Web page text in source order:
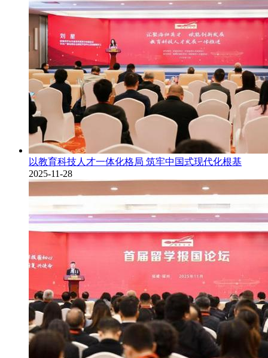
以教育科技人才一体化格局 筑牢中国式现代化根基
2025-11-28